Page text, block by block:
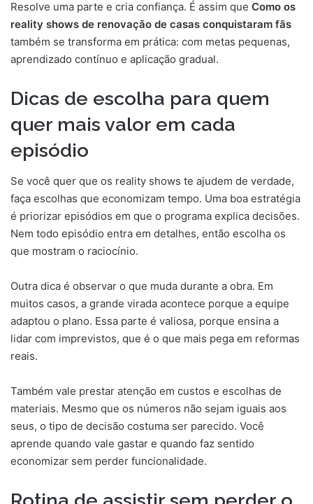
Resolve uma parte e cria confiança. É assim que Como os
reality shows de renovação de casas conquistaram fãs
também se transforma em prática: com metas pequenas,
aprendizado contínuo e aplicação gradual.
Dicas de escolha para quem
quer mais valor em cada
episódio
Se você quer que os reality shows te ajudem de verdade,
faça escolhas que economizam tempo. Uma boa estratégia
é priorizar episódios em que o programa explica decisões.
Nem todo episódio entra em detalhes, então escolha os
que mostram o raciocínio.
Outra dica é observar o que muda durante a obra. Em
muitos casos, a grande virada acontece porque a equipe
adaptou o plano. Essa parte é valiosa, porque ensina a
lidar com imprevistos, que é o que mais pega em reformas
reais.
Também vale prestar atenção em custos e escolhas de
materiais. Mesmo que os números não sejam iguais aos
seus, o tipo de decisão costuma ser parecido. Você
aprende quando vale gastar e quando faz sentido
economizar sem perder funcionalidade.